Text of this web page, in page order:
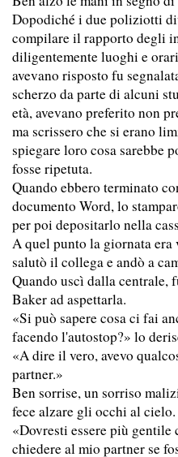
Dopodiché i due poliziotti
compilare il rapporto degli
diligentemente luoghi e
avevano risposto fu
scherzo da parte di alcuni
età, avevano preferito non
ma scrissero che si erano
spiegare loro cosa sarebbe
fosse ripetuta.
Quando ebbero terminato
documento Word, lo
per poi depositarlo nella
A quel punto la giornata
salutò il collega e andò a
Quando uscì dalla centrale,
Baker ad aspettarla.
«Si può sapere cosa ci fai
facendo l'autostop?» lo
«A dire il vero, avevo
partner.»
Ben sorrise, un sorriso
fece alzare gli occhi al cielo.
«Dovresti essere più
chiedere al mio partner se